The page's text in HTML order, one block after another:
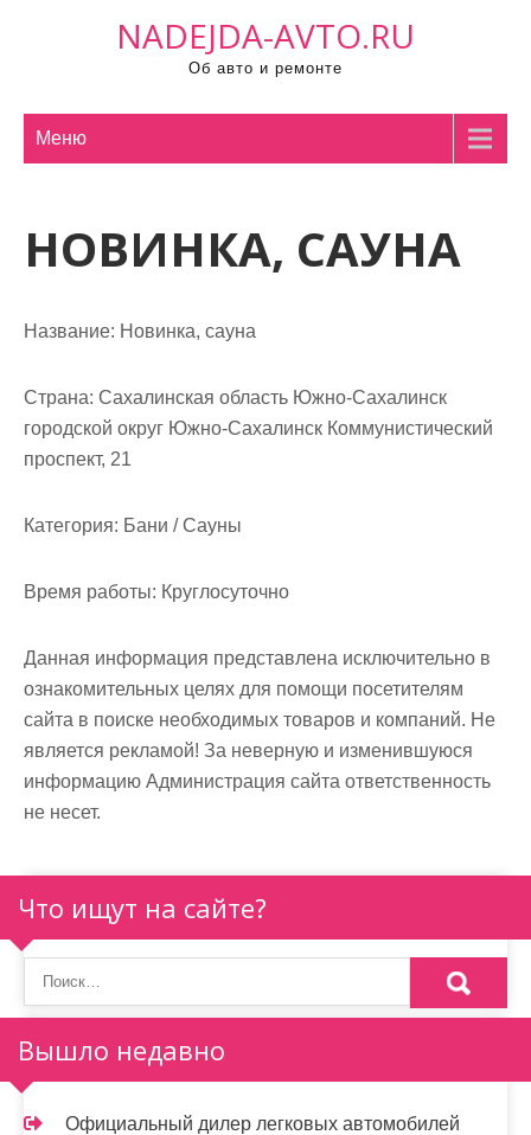
NADEJDA-AVTO.RU
Об авто и ремонте
Меню
НОВИНКА, САУНА
Название: Новинка, сауна
Страна: Сахалинская область Южно-Сахалинск
городской округ Южно-Сахалинск Коммунистический
проспект, 21
Категория: Бани / Сауны
Время работы: Круглосуточно
Данная информация представлена исключительно в
ознакомительных целях для помощи посетителям
сайта в поиске необходимых товаров и компаний. Не
является рекламой! За неверную и изменившуюся
информацию Администрация сайта ответственность
не несет.
Что ищут на сайте?
Вышло недавно
Официальный дилер легковых автомобилей